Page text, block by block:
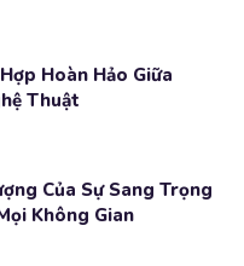
Hoàn Hảo Giữa
Thuật
Của Sự Sang Trọng
Không Gian